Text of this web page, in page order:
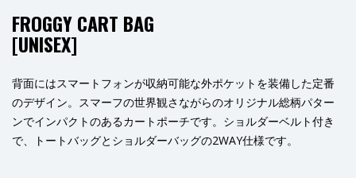
FROGGY CART BAG
[UNISEX]
背面にはスマートフォンが収納可能な外ポケットを装備した定番
のデザイン。スマーフの世界観さながらのオリジナル総柄パター
ンでインパクトのあるカートポーチです。ショルダーベルト付き
で、トートバッグとショルダーバッグの2WAY仕様です。